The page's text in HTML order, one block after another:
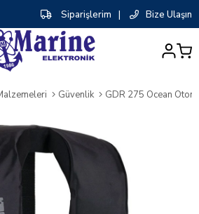
Siparişlerim | Bize Ulaşın
Güvenlik GDR 275 Ocean